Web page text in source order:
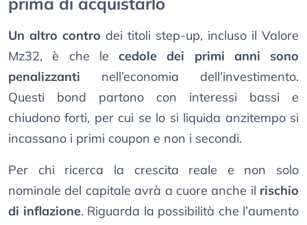
Un altro contro dei titoli step-up, incluso il Valore
Mz32, è che le cedole dei primi anni sono
penalizzanti nell’economia dell’investimento.
Questi bond partono con interessi bassi e
chiudono forti, per cui se lo si liquida anzitempo si
incassano i primi coupon e non i secondi.
Per chi ricerca la crescita reale e non solo
nominale del capitale avrà a cuore anche il rischio
di inflazione. Riguarda la possibilità che l’aumento